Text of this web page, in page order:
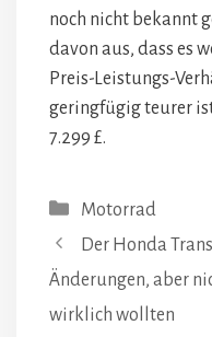
noch nicht bekannt
davon aus, dass es
Preis-Leistungs-
geringfügig teurer
7.299 £.
Kategorien
Motorrad
Der Honda
Änderungen, aber
wirklich wollten